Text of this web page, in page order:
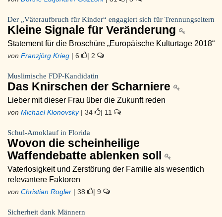
Der „Väteraufbruch für Kinder“ engagiert sich für Trennungseltern
Kleine Signale für Veränderung
Statement für die Broschüre „Europäische Kulturtage 2018“
von Franzjörg Krieg | 6 | 2
Muslimische FDP-Kandidatin
Das Knirschen der Scharniere
Lieber mit dieser Frau über die Zukunft reden
von Michael Klonovsky| 34 | 11
Schul-Amoklauf in Florida
Wovon die scheinheilige
Waffendebatte ablenken soll
Vaterlosigkeit und Zerstörung der Familie als wesentlich
relevantere Faktoren
von Christian Rogler | 38 | 9
Sicherheit dank Männern